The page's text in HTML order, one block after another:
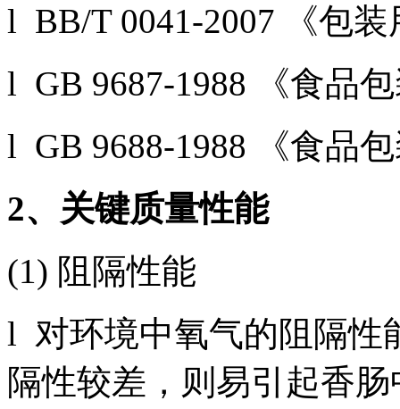
l BB/T 0041-2007 《包
l GB 9687-1988 《食品
l GB 9688-1988 《食品
2、关键质量性能
(1) 阻隔性能
l 对环境中氧气的阻隔性
隔性较差，则易引起香